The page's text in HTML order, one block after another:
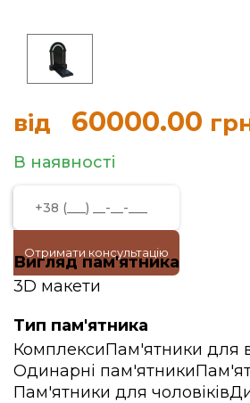
від 60000.00
В наявності
Отримати консультацію
Вигляд пам'ятника
3D макети
Тип пам'ятника
КомплексиПам'ятники для
Одинарні пам'ятники
Пам'ятники для чоловіків